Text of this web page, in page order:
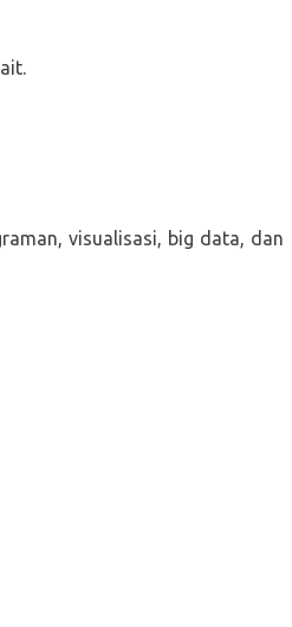
visualisasi, big data, dan